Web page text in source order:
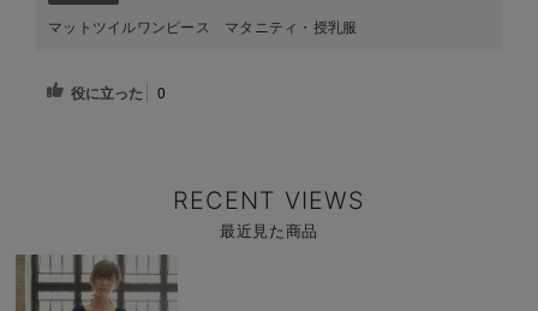
マットツイルワンピース マタニティ・授乳服
役に立った 0
RECENT VIEWS
最近見た商品
商